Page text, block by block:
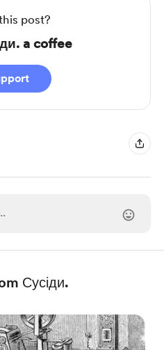
post?
a coffee
Сусіди.